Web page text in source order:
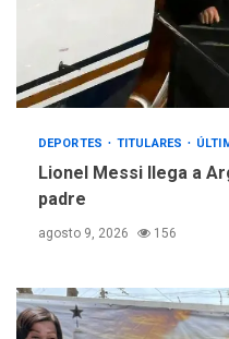
DEPORTES TITULARES
Lionel Messi llega a
padre
agosto 9, 2026 156